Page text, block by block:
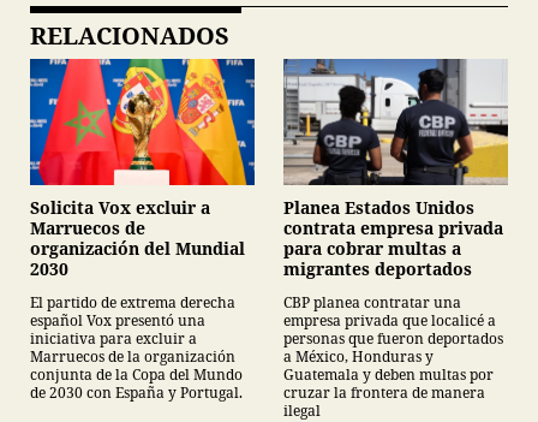
RELACIONADOS
Solicita Vox excluir a
Marruecos de
organización del Mundial
2030
El partido de extrema derecha
español Vox presentó una
iniciativa para excluir a
Marruecos de la organización
conjunta de la Copa del Mundo
de 2030 con España y Portugal.
Planea Estados Unidos
contrata empresa privada
para cobrar multas a
migrantes deportados
CBP planea contratar una
empresa privada que localicé a
personas que fueron deportados
a México, Honduras y
Guatemala y deben multas por
cruzar la frontera de manera
ilegal